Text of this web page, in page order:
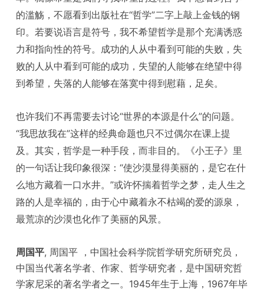
的滥觞，不愿看到出版社在“哲学”二字上敲上金钱的钢
印。若要说语言是符号，我不希望哲学是那个充满诱惑
力和指向性的符号。成功的人从中看到可能的失败，失
败的人从中看到可能的成功，失望的人能够在绝望中得
到希望，失落的人能够在落寞中得到慰藉，足矣。
也许我们不再需要去讨论“世界的本源是什么”的问题。
“我思故我在”这样的经典命题也只不过偶尔在课上提
及。其实，哲学是一种手段，而非目的。《小王子》里
的一句话让我印象很深：“使沙漠显得美丽的，是它在什
么地方藏着一口水井。”或许怀揣着哲学之梦，走人生之
路的人是幸福的，由于心中藏着永不枯竭的爱的源泉，
最荒凉的沙漠也化作了美丽的风景。
周国平, 周国平 ，中国社会科学院哲学研究所研究员，
中国当代著名学者、作家、哲学研究者，是中国研究哲
学家尼采的著名学者之一。1945年生于上海，1967年毕